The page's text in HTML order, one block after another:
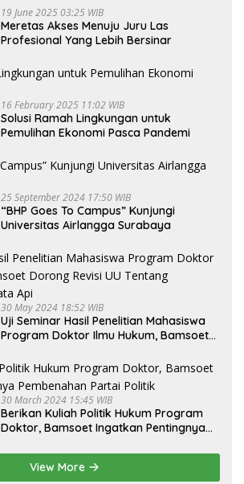
19 June 2025 03:25 WIB
Meretas Akses Menuju Juru Las
Profesional Yang Lebih Bersinar
16 February 2025 11:02 WIB
Solusi Ramah Lingkungan untuk
Pemulihan Ekonomi Pasca Pandemi
25 September 2024 17:50 WIB
“BHP Goes To Campus” Kunjungi
Universitas Airlangga Surabaya
30 May 2024 18:52 WIB
Uji Seminar Hasil Penelitian Mahasiswa
Program Doktor Ilmu Hukum, Bamsoet
Senjata Api
30 March 2024 15:45 WIB
Berikan Kuliah Politik Hukum Program
Doktor, Bamsoet Ingatkan Pentingnya
View More